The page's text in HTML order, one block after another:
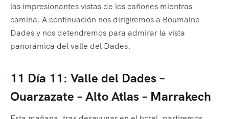
las impresionantes vistas de los cañones mientras
camina. A continuación nos dirigiremos a Boumalne
Dades y nos detendremos para admirar la vista
panorámica del valle del Dades.
11 Día 11: Valle del Dades –
Ouarzazate – Alto Atlas – Marrakech